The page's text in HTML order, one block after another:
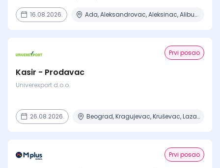
16.08.2026. Ada, Aleksandrovac, Aleksinac, Alibunar, Apatin + 206 mesta
Prvi posao
Kasir - Prodavac
Univerexport d.o.o.
26.08.2026. Beograd, Kragujevac, Kruševac, Lazarevac, Mladenovac + 6 mesta
Prvi posao